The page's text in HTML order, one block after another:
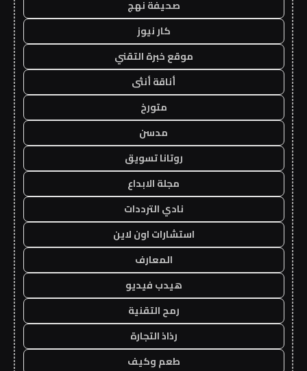
صحيفة نهج
كار نيوز
موقع خبرة التقني
أناقة أنثى
متورخ
مدسن
روتانا تسويق
مجلة الابداع
نادي الترددات
استشارات اون لاين
المعارف
هيدب فيديو
رمح التقنية
رذاذ التجارة
طعم وكيف